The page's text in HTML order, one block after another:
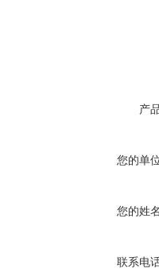
产
您的单
您的姓
联系电